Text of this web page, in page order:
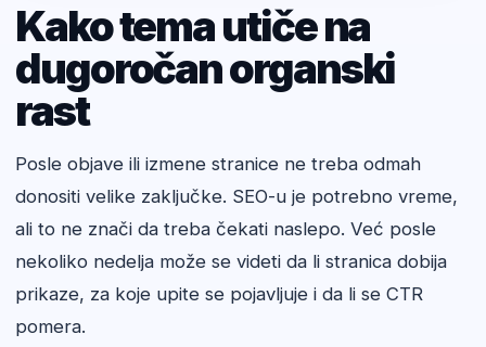
Kako tema utiče na
dugoročan organski
rast
Posle objave ili izmene stranice ne treba odmah
donositi velike zaključke. SEO-u je potrebno vreme,
ali to ne znači da treba čekati naslepo. Već posle
nekoliko nedelja može se videti da li stranica dobija
prikaze, za koje upite se pojavljuje i da li se CTR
pomera.